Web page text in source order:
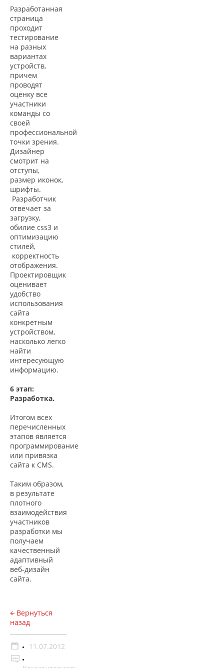
Разработанная
страница
проходит
тестирование
на разных
вариантах
устройств,
причем
проводят
оценку все
участники
команды со
своей
профессиональной
точки зрения.
Дизайнер
смотрит на
отступы,
размер иконок,
шрифты.
Разработчик
отвечает за
загрузку,
обилие css3 и
оптимизацию
стилей,
корректность
отображения.
Проектировщик
оценивает
удобство
использования
сайта
конкретным
устройством,
насколько легко
найти
интересующую
информацию.
6 этап:
Разработка.
Итогом всех
перечисленных
этапов является
программирование
или привязка
сайта к CMS.
Таким образом,
в результате
плотного
взаимодействия
участников
разработки мы
получаем
качественный
адаптивный
веб-дизайн
сайта.
Вернуться
назад
11.07.2012